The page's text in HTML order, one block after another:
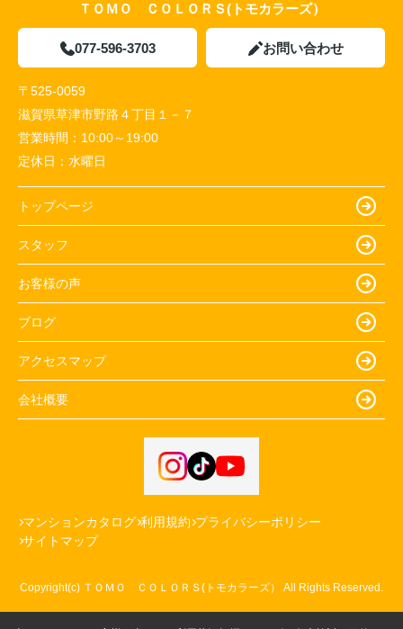
ＴＯＭＯ ＣＯＬＯＲＳ(トモカラーズ）
077-596-3703 お問い合わせ
〒525-0059
滋賀県草津市野路４丁目１－７
営業時間： 10:00～19:00
定休日： 水曜日
トップページ
スタッフ
お客様の声
ブログ
アクセスマップ
会社概要
マンションカタログ 利用規約 プライバシーポリシー
サイトマップ
Copyright(c) ＴＯＭＯ ＣＯＬＯＲＳ(トモカラーズ） All Rights Reserved.